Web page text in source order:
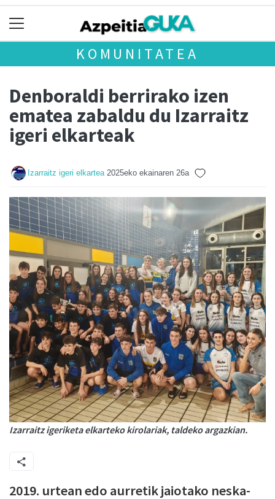
KOMUNITATEA
Denboraldi berrirako izen
ematea zabaldu du Izarraitz
igeri elkarteak
Izarraitz igeri elkartea 2025eko ekainaren 26a
Izarraitz igeriketa elkarteko kirolariak, taldeko argazkian.
2019. urtean edo aurretik jaiotako neska-